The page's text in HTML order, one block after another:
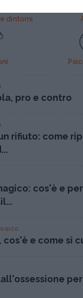
dintorni
pro e contro
rifiuto: come
cos'è e
e come si